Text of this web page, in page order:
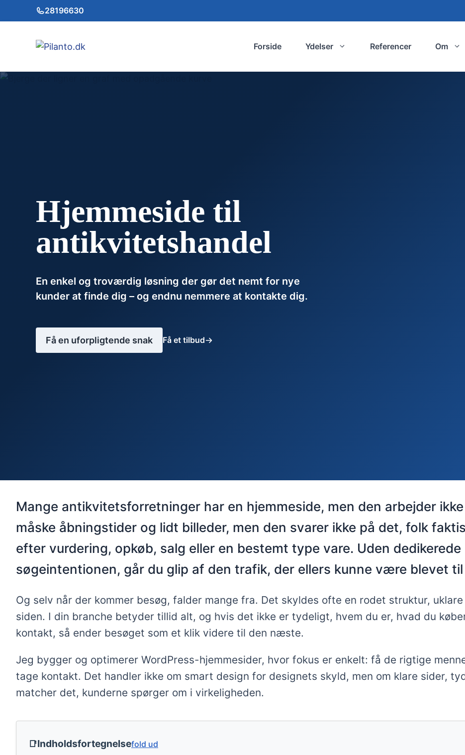
til
28196630
Forside Ydelser Referencer Om
Hjemmeside til
antikvitetshandel
En enkel og troværdig løsning der gør det nemt for nye
kunder at finde dig – og endnu nemmere at kontakte dig.
Få en uforpligtende snak Få et tilbud
Mange antikvitetsforretninger har en hjemmeside, men den arbejder
måske åbningstider og lidt billeder, men den svarer ikke på det, folk
efter vurdering, opkøb, salg eller en bestemt type vare. Uden
søgeintentionen, går du glip af den trafik, der ellers kunne være blevet til
Og selv når der kommer besøg, falder mange fra. Det skyldes ofte en rodet struktur,
siden. I din branche betyder tillid alt, og hvis det ikke er tydeligt, hvem du er, hvad du
kontakt, så ender besøget som et klik videre til den næste.
Jeg bygger og optimerer WordPress-hjemmesider, hvor fokus er enkelt: få de rigtige
tage kontakt. Det handler ikke om smart design for designets skyld, men om klare sider,
matcher det, kunderne spørger om i virkeligheden.
Indholdsfortegnelsefold ud